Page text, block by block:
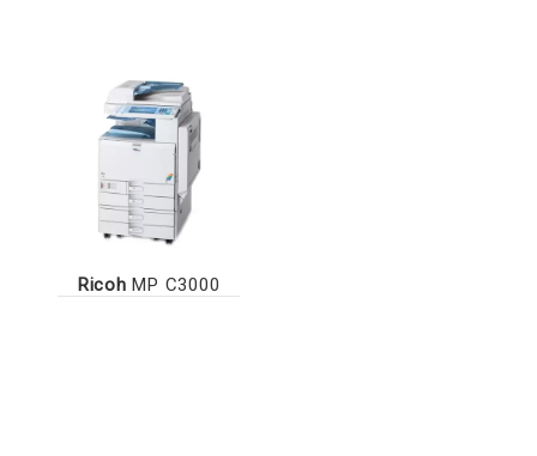
Ricoh MP C3000